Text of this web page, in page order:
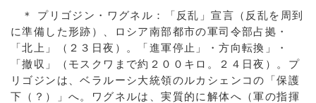
＊ プリゴジン・ワグネル：「反乱」宣言（反乱を周到
に準備した形跡）、ロシア南部都市の軍司令部占拠・
「北上」（２３日夜）。「進軍停止」・方向転換」・
「撤収」（モスクワまで約２００キロ。２４日夜）。プ
リゴジンは、ベラルーシ大統領のルカシェンコの「保護
下（？）」へ。ワグネルは、実質的に解体へ（軍の指揮